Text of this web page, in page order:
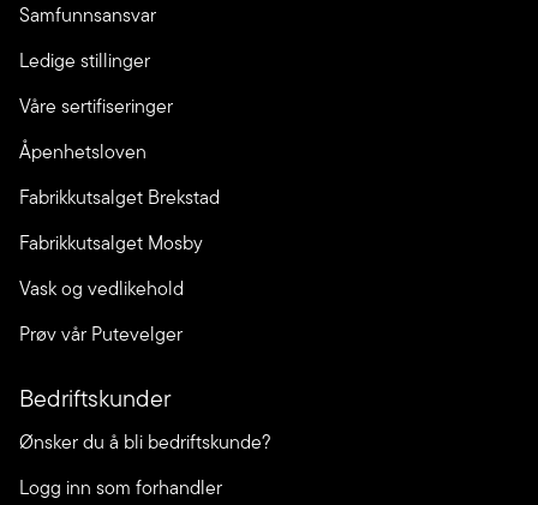
Samfunnsansvar
Ledige stillinger
Våre sertifiseringer
Åpenhetsloven
Fabrikkutsalget Brekstad
Fabrikkutsalget Mosby
Vask og vedlikehold
Prøv vår Putevelger
Bedriftskunder
Ønsker du å bli bedriftskunde?
Logg inn som forhandler